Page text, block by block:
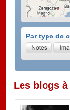
Par type de
Les blogs